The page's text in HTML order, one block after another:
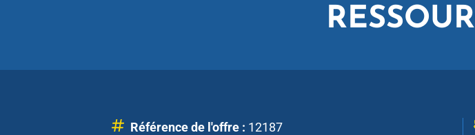
Référence de l'offre : 12187